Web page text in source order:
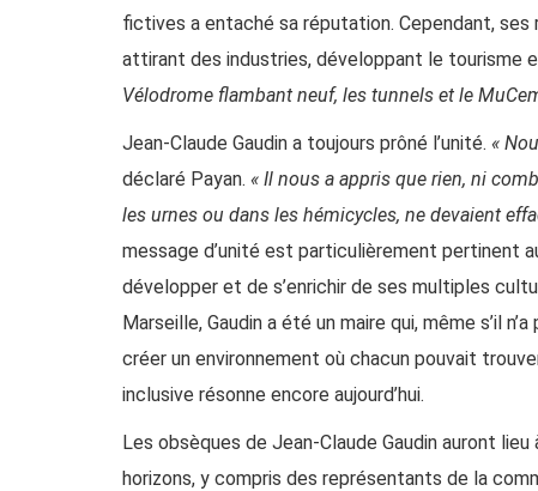
fictives a entaché sa réputation. Cependant,
attirant des industries, développant le tourisme
Vélodrome flambant neuf, les tunnels et le
Jean-Claude Gaudin a toujours prôné l’unité. «
déclaré Payan. « Il nous a appris que rien, ni
les urnes ou dans les hémicycles, ne devaient
message d’unité est particulièrement pertinent
développer et de s’enrichir de ses multiples
Marseille, Gaudin a été un maire qui, même s’il
créer un environnement où chacun pouvait
inclusive résonne encore aujourd’hui.
Les obsèques de Jean-Claude Gaudin auront
horizons, y compris des représentants de la